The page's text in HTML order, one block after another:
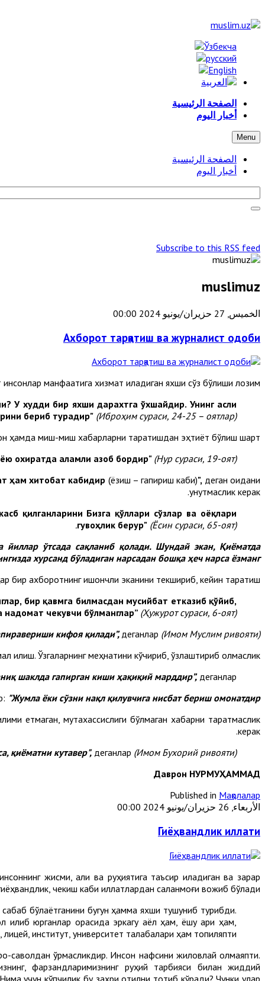
الصفحة الرئيسية
أخبار اليوم
Menu
الصفحة الرئيسية
أخبار اليوم
Subscribe to this RSS feed
muslimuz
الخميس, 27 حزيران/يونيو 2024 00:00
Ахборот тарқатиш ва журналист одоби
манфаатига хизмат қиладиган яхши сўз бўлиши лозим.
У худди бир яхши дарахтга ўхшайдир. Унинг асли
бериб турадир" (Иброҳим сураси, 24-25 – оятлар).
ҳамда миш-миш хабарларни тарқатишдан эҳтиёт бўлиш шарт.
охиратда аламли азоб бордир" (Нур сураси, 19-оят).
ҳам хитобат кабидир (ёзиш – гапириш каби)", деган қоидани
унутмаслик керак.
қилганларини Бизга қўллари сўзлар ва оёқлари
гувоҳлик берур" (Ёсин сураси, 65-оят).
ўтсада сақланиб қолади. Шундай экан, Қиёматда
хурсанд бўладиган нарсадан бошқа ҳеч нарса ёзманг!”.
бир ахборотнинг ишончли эканини текшириб, кейин тарқатиш.
бир қавмга билмасдан мусийбат етказиб қўйиб,
надомат чекувчи бўлманглар” (Ҳужурот сураси, 6-оят).
кифоя қилади”,деганлар (Имом Муслим ривояти).
қилиш. Ўзгаларнинг меҳнатини кўчириб, ўзлаштириб олмаслик.
шаклда гапирган киши ҳақиқий марддир”,деганлар.
"Жумла ёки сўзни нақл қилувчига нисбат бериш омонатдир”.
етмаган, мутахассислиги бўлмаган хабарни тарқатмаслик
керак.
қиёматни кутавер",деганлар (Имом Бухорий ривояти).
Даврон НУРМУҲАММАД
Published in Мақолалар
الأربعاء, 26 حزيران/يونيو 2024 00:00
Гиёҳвандлик иллати
жисми, ақли ва руҳиятига таъсир қиладиган ва зарар
чекиш каби иллатлардан сақланмоғи вожиб бўлади.
бўлаётганини бугун ҳамма яхши тушуниб турибди.
юрганлар орасида эркагу аёл ҳам, ёшу қари ҳам,
институт, университет талабалари ҳам топиляпти.
саволдан қўрқмасликдир. Инсон нафсини жиловлай олмаяпти.
фарзандларимизнинг руҳий тарбияси билан жиддий
учун кўпчилик бу заҳри қотилни тотиб кўради? Чунки улар